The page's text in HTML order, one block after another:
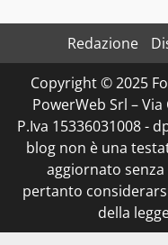
Redazione
Copyright © 2025
PowerWeb Srl –
P.Iva 15336031008 -
blog non è una
aggiornato
pertanto
della